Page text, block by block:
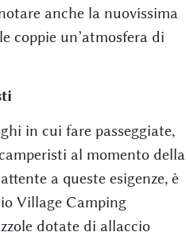
anche la nuovissima
coppie un’atmosfera di
in cui fare passeggiate,
al momento della
a queste esigenze, è
Village Camping
dotate di allaccio